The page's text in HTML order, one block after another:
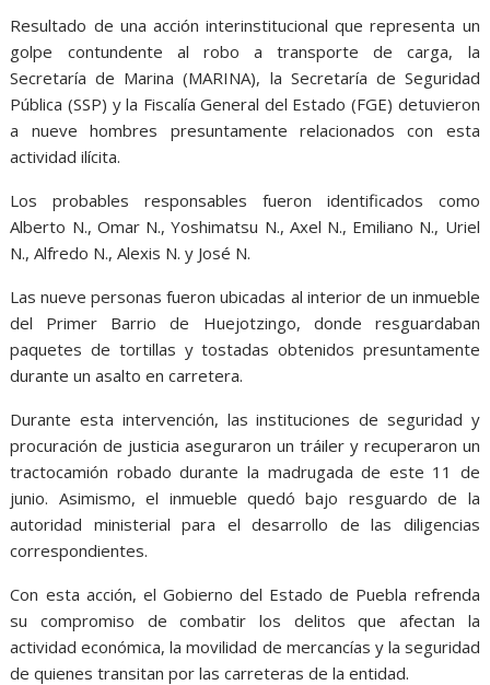
Resultado de una acción interinstitucional que representa un
golpe contundente al robo a transporte de carga, la
Secretaría de Marina (MARINA), la Secretaría de Seguridad
Pública (SSP) y la Fiscalía General del Estado (FGE) detuvieron
a nueve hombres presuntamente relacionados con esta
actividad ilícita.
Los probables responsables fueron identificados como
Alberto N., Omar N., Yoshimatsu N., Axel N., Emiliano N., Uriel
N., Alfredo N., Alexis N. y José N.
Las nueve personas fueron ubicadas al interior de un inmueble
del Primer Barrio de Huejotzingo, donde resguardaban
paquetes de tortillas y tostadas obtenidos presuntamente
durante un asalto en carretera.
Durante esta intervención, las instituciones de seguridad y
procuración de justicia aseguraron un tráiler y recuperaron un
tractocamión robado durante la madrugada de este 11 de
junio. Asimismo, el inmueble quedó bajo resguardo de la
autoridad ministerial para el desarrollo de las diligencias
correspondientes.
Con esta acción, el Gobierno del Estado de Puebla refrenda
su compromiso de combatir los delitos que afectan la
actividad económica, la movilidad de mercancías y la seguridad
de quienes transitan por las carreteras de la entidad.